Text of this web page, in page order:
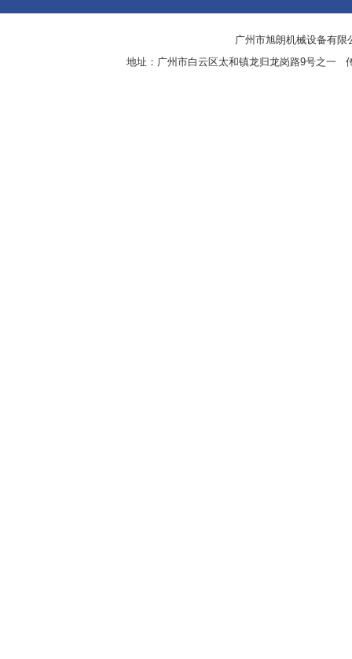
广州市旭朗机械设备有限
地址：广州市白云区太和镇龙归龙岗路9号之一